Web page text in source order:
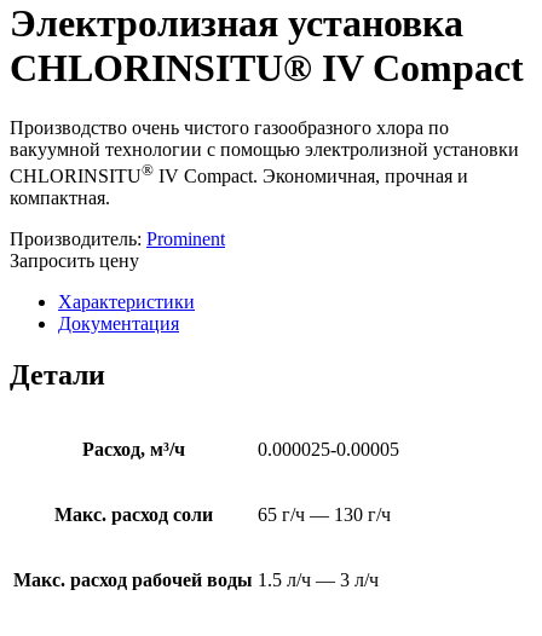
Электролизная установка
CHLORINSITU® IV Compact
Производство очень чистого газообразного хлора по
вакуумной технологии с помощью электролизной установки
CHLORINSITU® IV Compact. Экономичная, прочная и
компактная.
Производитель: Prominent
Запросить цену
Характеристики
Документация
Детали
Расход, м³/ч 0.000025-0.00005
Макс. расход соли 65 г/ч — 130 г/ч
Макс. расход рабочей воды 1.5 л/ч — 3 л/ч